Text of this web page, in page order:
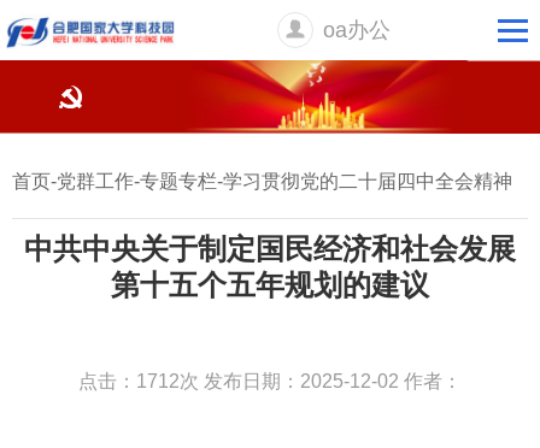
oa办公
首页-党群工作-专题专栏-学习贯彻党的二十届四中全会精神
中共中央关于制定国民经济和社会发展
第十五个五年规划的建议
点击：1712次 发布日期：2025-12-02 作者：